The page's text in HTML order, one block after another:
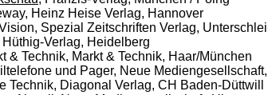
Heinz Heise Verlag, Hannover
Spezial Zeitschriften Verlag,
Hüthig-Verlag, Heidelberg
& Technik, Markt & Technik, Haar/München
und Pager, Neue
Technik, Diagonal Verlag, CH Baden-Düttwill